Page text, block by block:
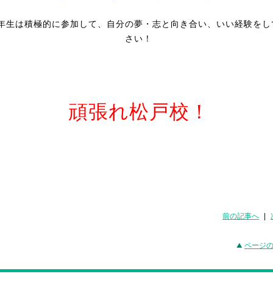
生は積極的に参加して、自分の夢・志と向き合い、いい経験を
さい！
頑張れ松戸校！
前の記事へ
ページ